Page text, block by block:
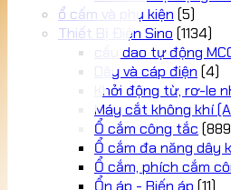
ổ cấm và phụ kiện (5)
Thiết Bị Điện Sino (1134)
cầu dao tự động
Dây và cáp điện (4)
Khởi động từ, rơ-le
Máy cắt không khí
Ổ cắm công tắc
Ổ cắm đa năng dây
Ổ cắm, phích cắm
Ổn áp - Biến áp (11)